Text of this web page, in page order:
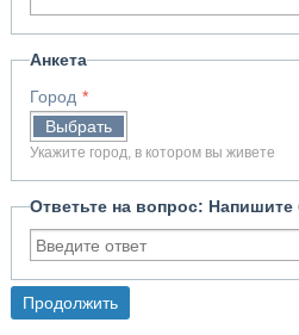
Анкета
Город
Выбрать
Укажите город, в котором вы живете
Ответьте на вопрос: